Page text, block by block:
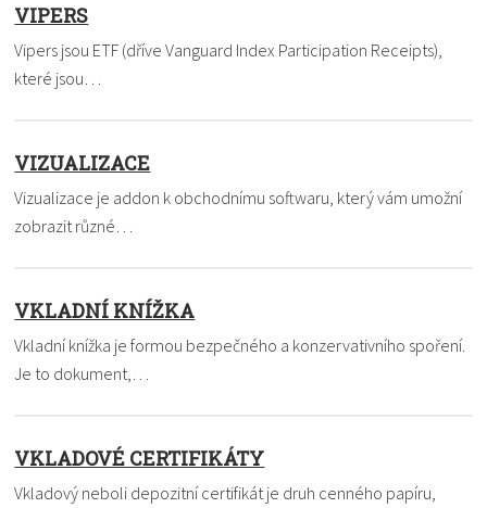
VIPERS
Vipers jsou ETF (dříve Vanguard Index Participation Receipts),
které jsou…
VIZUALIZACE
Vizualizace je addon k obchodnímu softwaru, který vám umožní
zobrazit různé…
VKLADNÍ KNÍŽKA
Vkladní knížka je formou bezpečného a konzervativního spoření.
Je to dokument,…
VKLADOVÉ CERTIFIKÁTY
Vkladový neboli depozitní certifikát je druh cenného papíru,